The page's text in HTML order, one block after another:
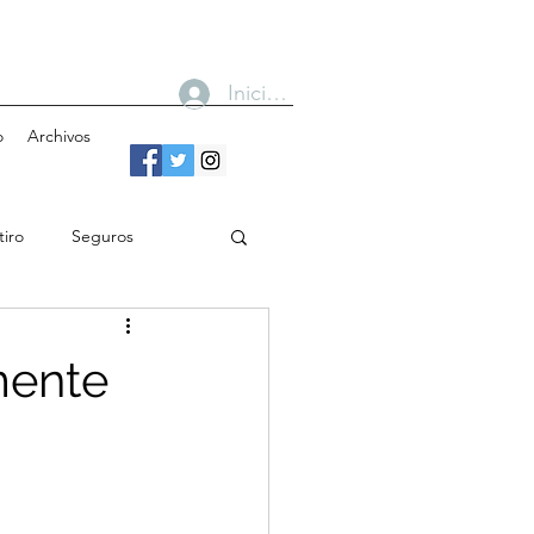
Iniciar sesión
Archivos
Seguros